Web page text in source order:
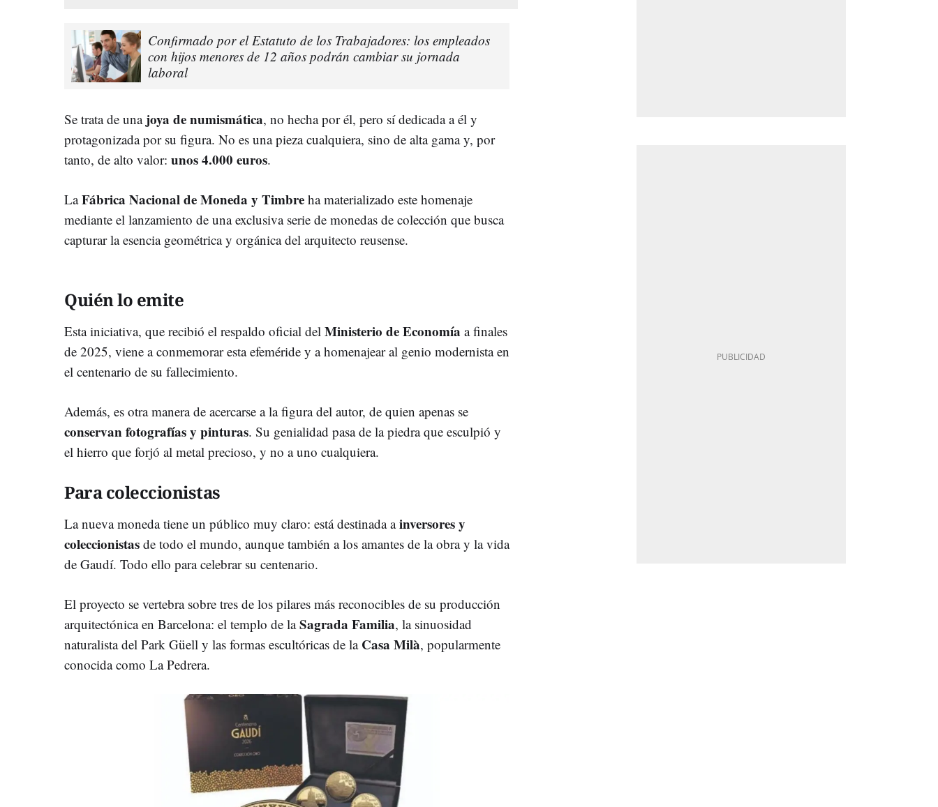
Confirmado por el Estatuto de los Trabajadores: los empleados
con hijos menores de 12 años podrán cambiar su jornada
laboral
Se trata de una joya de numismática, no hecha por él, pero sí dedicada a él y
protagonizada por su figura. No es una pieza cualquiera, sino de alta gama y, por
tanto, de alto valor: unos 4.000 euros.
LaFábrica Nacional de Moneda y Timbre ha materializado este homenaje
mediante el lanzamiento de una exclusiva serie de monedas de colección que busca
capturar la esencia geométrica y orgánica del arquitecto reusense.
Quién lo emite
Esta iniciativa, que recibió el respaldo oficial del Ministerio de Economía a finales
de 2025, viene a conmemorar esta efeméride y a homenajear al genio modernista en
el centenario de su fallecimiento.
Además, es otra manera de acercarse a la figura del autor, de quien apenas se
conservan fotografías y pinturas. Su genialidad pasa de la piedra que esculpió y
el hierro que forjó al metal precioso, y no a uno cualquiera.
Para coleccionistas
La nueva moneda tiene un público muy claro: está destinada ainversores y
coleccionistas de todo el mundo, aunque también a los amantes de la obra y la vida
de Gaudí. Todo ello para celebrar su centenario.
El proyecto se vertebra sobre tres de los pilares más reconocibles de su producción
arquitectónica en Barcelona: el templo de laSagrada Familia, la sinuosidad
naturalista del Park Güell y las formas escultóricas de la Casa Milà, popularmente
conocida como La Pedrera.